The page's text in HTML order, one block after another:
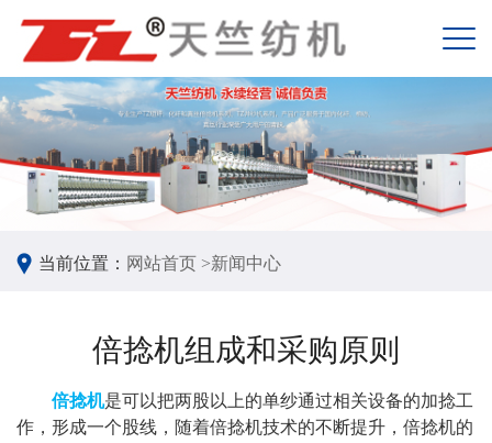
当前位置： 网站首页 >新闻中心
倍捻机组成和采购原则
倍捻机是可以把两股以上的单纱通过相关设备的加捻工
作，形成一个股线，随着倍捻机技术的不断提升，倍捻机的